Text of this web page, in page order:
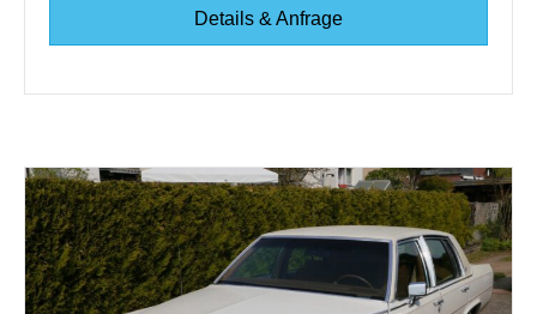
Details & Anfrage